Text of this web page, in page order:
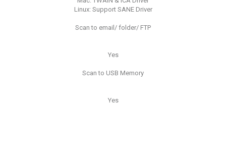
Linux: Support SANE Driver
Scan to email/ folder/ FTP
Yes
Scan to USB Memory
Yes